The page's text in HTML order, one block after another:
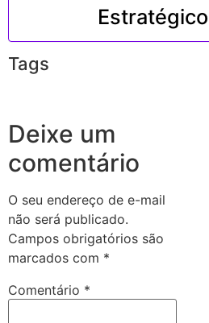
Tags
Deixe um
comentário
O seu endereço de e-mail
não será publicado.
Campos obrigatórios são
marcados com *
Comentário *